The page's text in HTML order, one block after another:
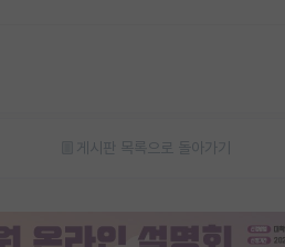
게시판 목록으로 돌아가기